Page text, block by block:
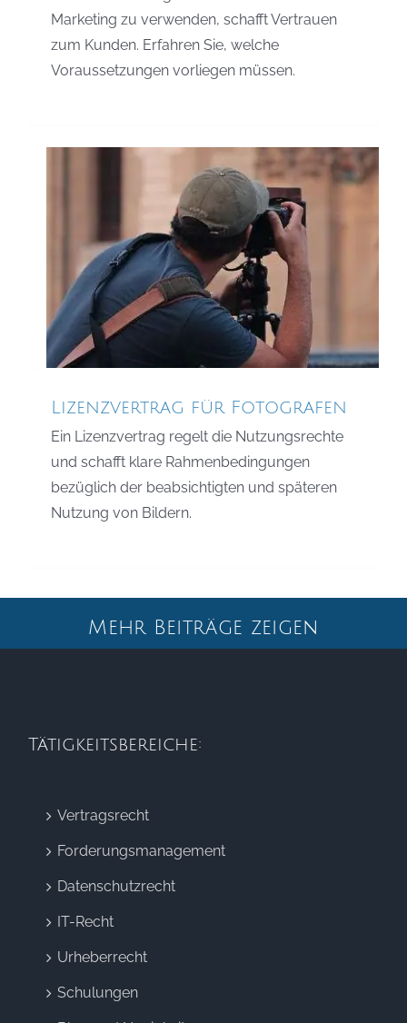
Marketing zu verwenden, schafft Vertrauen
zum Kunden. Erfahren Sie, welche
Voraussetzungen vorliegen müssen.
Lizenzvertrag für Fotografen
Urheberrecht Vertragsrecht
Lizenzvertrag für Fotografen
Ein Lizenzvertrag regelt die Nutzungsrechte
und schafft klare Rahmenbedingungen
bezüglich der beabsichtigten und späteren
Nutzung von Bildern.
Mehr Beiträge zeigen
Tätigkeitsbereiche:
Vertragsrecht
Forderungsmanagement
Datenschutzrecht
IT-Recht
Urheberrecht
Schulungen